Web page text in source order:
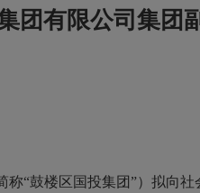
团有限公司集团
称“鼓楼区 国投集团 ”）拟向社